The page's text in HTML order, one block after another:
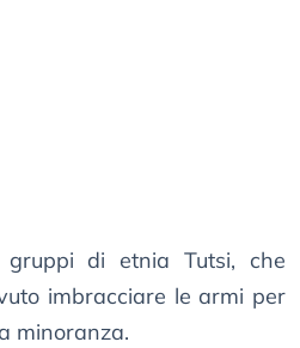
di etnia Tutsi, che
imbracciare le armi per
minoranza.